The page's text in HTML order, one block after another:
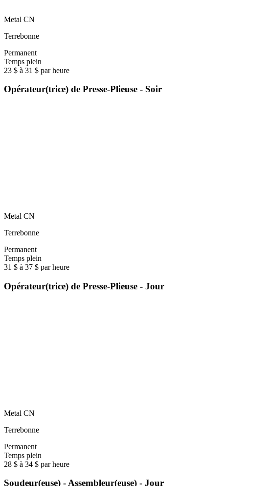
Metal CN
Terrebonne
Permanent
Temps plein
23 $ à 31 $ par heure
Opérateur(trice) de Presse-Plieuse - Soir
Metal CN
Terrebonne
Permanent
Temps plein
31 $ à 37 $ par heure
Opérateur(trice) de Presse-Plieuse - Jour
Metal CN
Terrebonne
Permanent
Temps plein
28 $ à 34 $ par heure
Soudeur(euse) - Assembleur(euse) - Jour